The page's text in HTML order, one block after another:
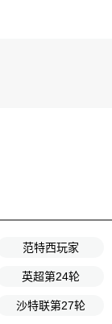
范特西玩家
英超第24轮
沙特联第27轮